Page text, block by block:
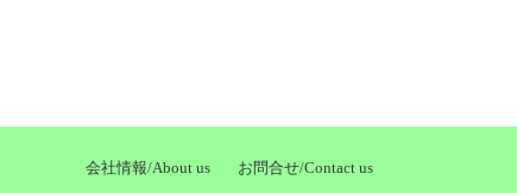
会社情報/About us お問合せ/Contact us